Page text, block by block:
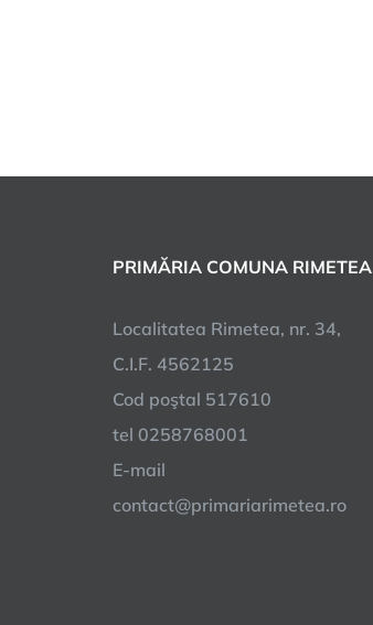
PRIMĂRIA COMUNA RIMETEA
Localitatea Rimetea, nr. 34,
C.I.F. 4562125
Cod poştal 517610
tel 0258768001
E-mail
contact@primariarimetea.ro